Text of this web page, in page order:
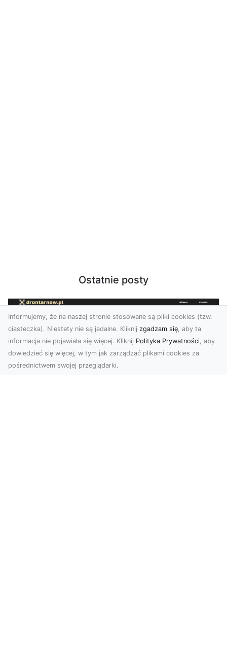
Ostatnie posty
Informujemy, że na naszej stronie stosowane są pliki cookies (tzw.
ciasteczka). Niestety nie są jadalne. Kliknij zgadzam się, aby ta
informacja nie pojawiała się więcej. Kliknij Polityka Prywatności, aby
dowiedzieć się więcej, w tym jak zarządzać plikami cookies za
pośrednictwem swojej przeglądarki.